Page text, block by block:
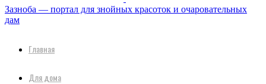
Зазноба — портал для знойных красоток и очаровательных
дам
Главная
Для дома